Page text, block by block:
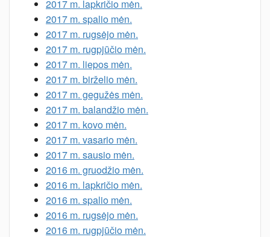
2017 m. lapkričio mėn.
2017 m. spalio mėn.
2017 m. rugsėjo mėn.
2017 m. rugpjūčio mėn.
2017 m. liepos mėn.
2017 m. birželio mėn.
2017 m. gegužės mėn.
2017 m. balandžio mėn.
2017 m. kovo mėn.
2017 m. vasario mėn.
2017 m. sausio mėn.
2016 m. gruodžio mėn.
2016 m. lapkričio mėn.
2016 m. spalio mėn.
2016 m. rugsėjo mėn.
2016 m. rugpjūčio mėn.